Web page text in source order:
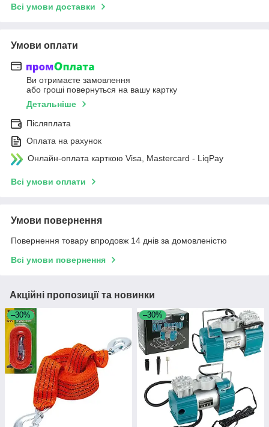
Всі умови доставки
Умови оплати
Ви отримаєте замовлення
або гроші повернуться на вашу картку
Детальніше
Післяплата
Оплата на рахунок
Онлайн-оплата карткою Visa, Mastercard - LiqPay
Всі умови оплати
Умови повернення
Повернення товару впродовж 14 днів за домовленістю
Всі умови повернення
Акційні пропозиції та новинки
–30% –30%